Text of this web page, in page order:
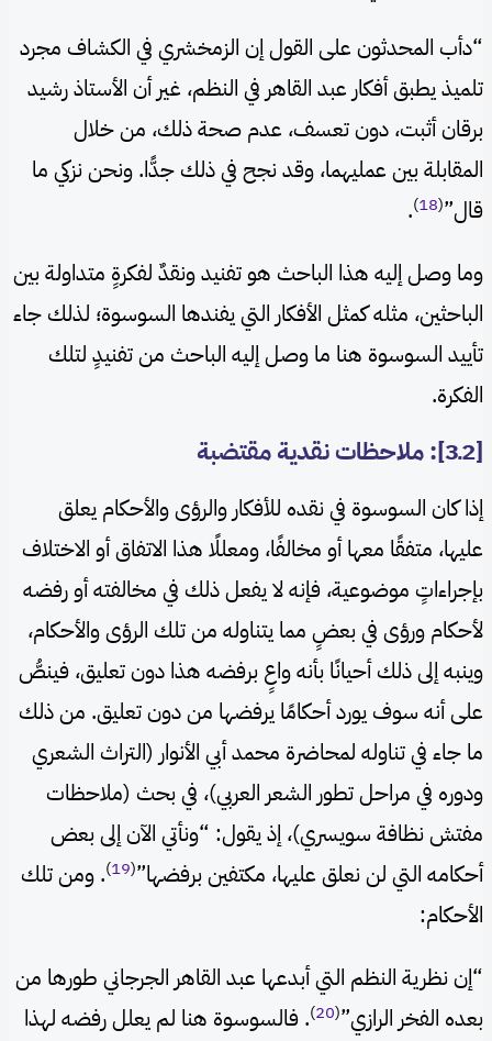
“دأب المحدثون على القول إن الزمخشري في الكشاف مجرد
تلميذ يطبق أفكار عبد القاهر في النظم، غير أن الأستاذ رشيد
برقان أثبت، دون تعسف، عدم صحة ذلك، من خلال
المقابلة بين عمليهما، وقد نجح في ذلك جدًّا. ونحن نزكي ما
قال”(
18
)
.
وما وصل إليه هذا الباحث هو تفنيد ونقدٌ لفكرةٍ متداولة بين
الباحثين، مثله كمثل الأفكار التي يفندها السوسوة؛ لذلك جاء
تأييد السوسوة هنا ما وصل إليه الباحث من تفنيدٍ لتلك
الفكرة.
[2ـ3]: ملاحظات نقدية مقتضبة
إذا كان السوسوة في نقده للأفكار والرؤى والأحكام يعلق
عليها، متفقًا معها أو مخالفًا، ومعللًا هذا الاتفاق أو الاختلاف
بإجراءاتٍ موضوعية، فإنه لا يفعل ذلك في مخالفته أو رفضه
لأحكام ورؤى في بعضٍ مما يتناوله من تلك الرؤى والأحكام،
وينبه إلى ذلك أحيانًا بأنه واعٍ برفضه هذا دون تعليق، فينصُّ
على أنه سوف يورد أحكامًا يرفضها من دون تعليق. من ذلك
ما جاء في تناوله لمحاضرة محمد أبي الأنوار (التراث الشعري
ودوره في مراحل تطور الشعر العربي)، في بحث (ملاحظات
مفتش نظافة سويسري)، إذ يقول: “ونأتي الآن إلى بعض
أحكامه التي لن نعلق عليها، مكتفين برفضها”(
19
). ومن تلك
الأحكام:
“إن نظرية النظم التي أبدعها عبد القاهر الجرجاني طورها من
بعده الفخر الرازي”(
20
). فالسوسوة هنا لم يعلل رفضه لهذا